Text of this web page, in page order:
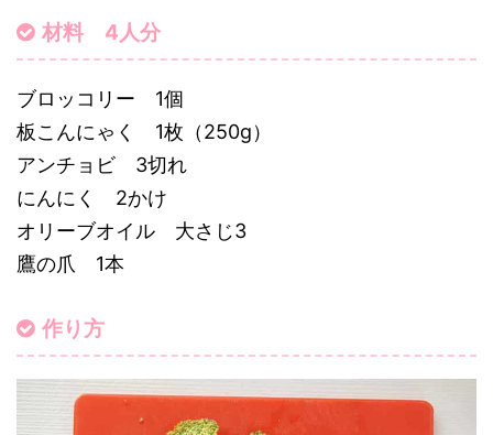
材料 4人分
ブロッコリー 1個
板こんにゃく 1枚（250g）
アンチョビ 3切れ
にんにく 2かけ
オリーブオイル 大さじ3
鷹の爪 1本
作り方